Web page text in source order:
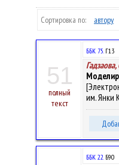
Сортировка по: автору
51
полный
текст
ББК 75.Г13
им. Янки
ББК 22.Б90